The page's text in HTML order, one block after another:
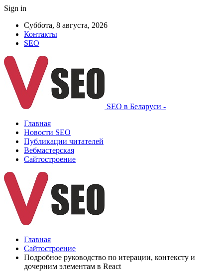
Sign in
Суббота, 8 августа, 2026
Контакты
SEO
SEO в Беларуси -
Главная
Новости SEO
Публикации читателей
Вебмастерская
Сайтостроение
Главная
Сайтостроение
Подробное руководство по итерации, контексту и
дочерним элементам в React